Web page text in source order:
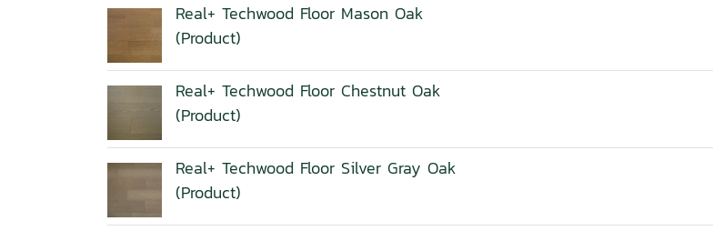
Real+ Techwood Floor Mason Oak
(Product)
Real+ Techwood Floor Chestnut Oak
(Product)
Real+ Techwood Floor Silver Gray Oak
(Product)